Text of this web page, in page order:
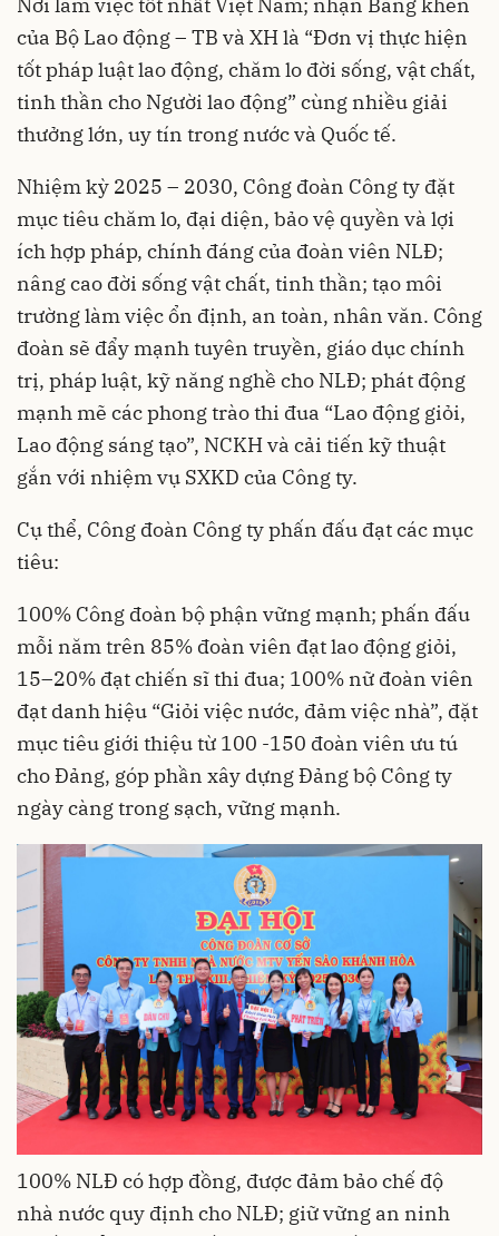
Nơi làm việc tốt nhất Việt Nam; nhận Bằng khen
của Bộ Lao động – TB và XH là “Đơn vị thực hiện
tốt pháp luật lao động, chăm lo đời sống, vật chất,
tinh thần cho Người lao động” cùng nhiều giải
thưởng lớn, uy tín trong nước và Quốc tế.
Nhiệm kỳ 2025 – 2030, Công đoàn Công ty đặt
mục tiêu chăm lo, đại diện, bảo vệ quyền và lợi
ích hợp pháp, chính đáng của đoàn viên NLĐ;
nâng cao đời sống vật chất, tinh thần; tạo môi
trường làm việc ổn định, an toàn, nhân văn. Công
đoàn sẽ đẩy mạnh tuyên truyền, giáo dục chính
trị, pháp luật, kỹ năng nghề cho NLĐ; phát động
mạnh mẽ các phong trào thi đua “Lao động giỏi,
Lao động sáng tạo”, NCKH và cải tiến kỹ thuật
gắn với nhiệm vụ SXKD của Công ty.
Cụ thể, Công đoàn Công ty phấn đấu đạt các mục
tiêu:
100% Công đoàn bộ phận vững mạnh; phấn đấu
mỗi năm trên 85% đoàn viên đạt lao động giỏi,
15–20% đạt chiến sĩ thi đua; 100% nữ đoàn viên
đạt danh hiệu “Giỏi việc nước, đảm việc nhà”, đặt
mục tiêu giới thiệu từ 100 -150 đoàn viên ưu tú
cho Đảng, góp phần xây dựng Đảng bộ Công ty
ngày càng trong sạch, vững mạnh.
100% NLĐ có hợp đồng, được đảm bảo chế độ
nhà nước quy định cho NLĐ; giữ vững an ninh